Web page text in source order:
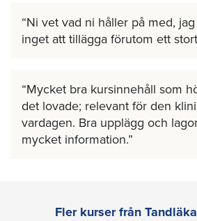
Ni vet vad ni håller på med,
inget att tillägga förutom ett
Mycket bra kursinnehåll som
det lovade; relevant för den
vardagen. Bra upplägg och
mycket information.
Fler kurser från